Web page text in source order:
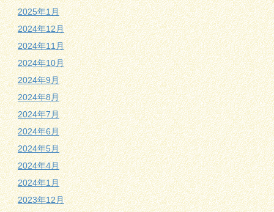
2025年1月
2024年12月
2024年11月
2024年10月
2024年9月
2024年8月
2024年7月
2024年6月
2024年5月
2024年4月
2024年1月
2023年12月